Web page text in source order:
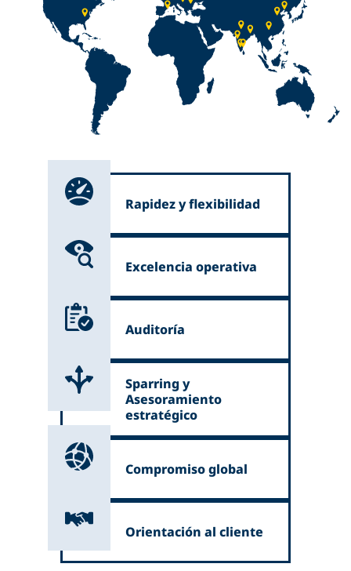
Rapidez y flexibilidad
Excelencia operativa
Auditoría
Sparring y
Asesoramiento
estratégico
Compromiso global
Orientación al cliente